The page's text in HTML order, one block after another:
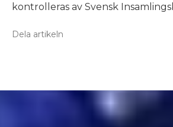
kontrolleras av Svensk
Dela artikeln